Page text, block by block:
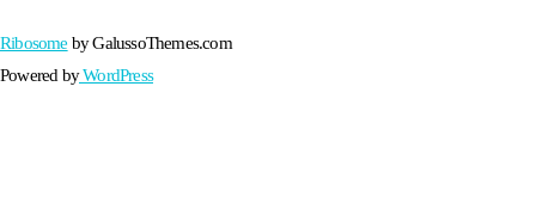
Ribosome by GalussoThemes.com
Powered byWordPress